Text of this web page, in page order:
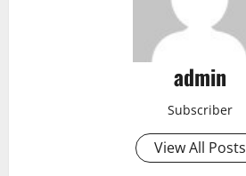
admin
Subscriber
View All Posts